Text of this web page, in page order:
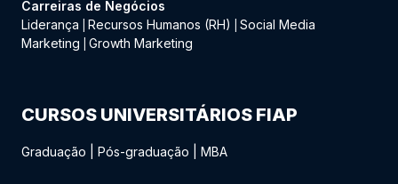
Carreiras de Negócios
Liderança
Recursos Humanos (RH)
Social Media
Marketing
Growth Marketing
CURSOS UNIVERSITÁRIOS FIAP
Graduação Pós-graduação MBA